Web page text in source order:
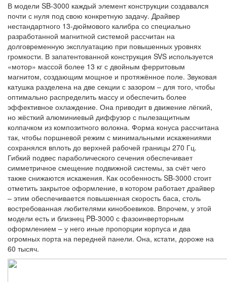
В модели SB-3000 каждый элемент конструкции создавался
почти с нуля под свою конкретную задачу. Драйвер
нестандартного 13-дюймового калибра со специально
разработанной магнитной системой рассчитан на
долговременную эксплуатацию при повышенных уровнях
громкости. В запатентованной конструкция SVS используется
«мотор» массой более 13 кг с двойным ферритовым
магнитом, создающим мощное и протяжённое поле. Звуковая
катушка разделена на две секции с зазором – для того, чтобы
оптимально распределить массу и обеспечить более
эффективное охлаждение. Она приводит в движение лёгкий,
но жёсткий алюминиевый диффузор с пылезащитным
колпачком из композитного волокна. Форма конуса рассчитана
так, чтобы поршневой режим с минимальными искажениями
сохранялся вплоть до верхней рабочей границы 270 Гц.
Гибкий подвес параболического сечения обеспечивает
симметричное смещение подвижной системы, за счёт чего
также снижаются искажения. Как особенность SB-3000 стоит
отметить закрытое оформление, в котором работает драйвер
– этим обеспечивается повышенная скорость баса, столь
востребованная любителями кинобоевиков. Впрочем, у этой
модели есть и близнец PB-3000 с фазоинверторным
оформлением – у него иные пропорции корпуса и два
огромных порта на передней панели. Она, кстати, дороже на
60 тысяч.